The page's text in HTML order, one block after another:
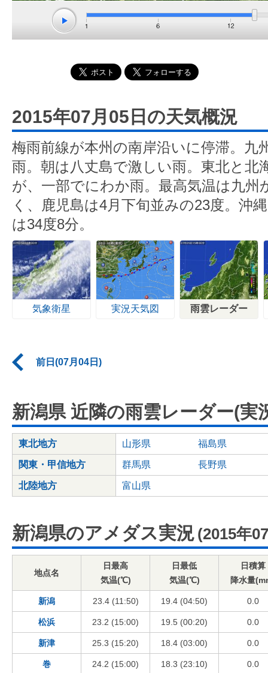
2015年07月05日の天気概況
梅雨前線が本州の南岸沿いに停滞。九
雨。朝は八丈島で激しい雨。東北と北
が、一部でにわか雨。最高気温は九州
く、鹿児島は4月下旬並みの23度。沖
は34度8分。
気象衛星 実況天気図 雨雲レーダー
前日(07月04日)
新潟県 近隣の雨雲レーダー(実
東北地方 山形県 福島県
関東・甲信地方 群馬県 長野県
北陸地方 富山県
新潟県のアメダス実況 (2015年
地点名
日最高
気温(℃)
日最低
気温(℃)
日積算
降水量
新潟 23.4 (11:50) 19.4 (04:50) 0.0
松浜 23.2 (15:00) 19.5 (00:20) 0.0
新津 25.3 (15:20) 18.4 (03:00) 0.0
巻 24.2 (15:00) 18.3 (23:10) 0.0